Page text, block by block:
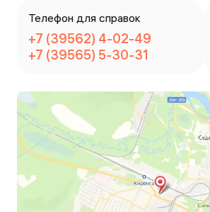
Телефон для справок
+7 (39562) 4-02-49
+7 (39565) 5-30-31